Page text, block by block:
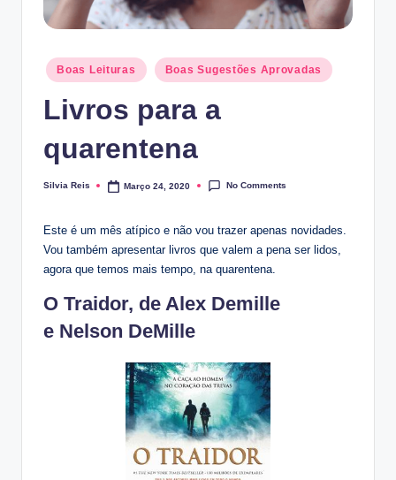
Posted
in
Boas Leituras Boas Sugestões Aprovadas
Livros para a
quarentena
Posted
Silvia Reis Março 24, 2020 No Comments
Este é um mês atípico e não vou trazer apenas novidades.
Vou também apresentar livros que valem a pena ser lidos,
agora que temos mais tempo, na quarentena.
O Traidor, de Alex Demille
e Nelson DeMille